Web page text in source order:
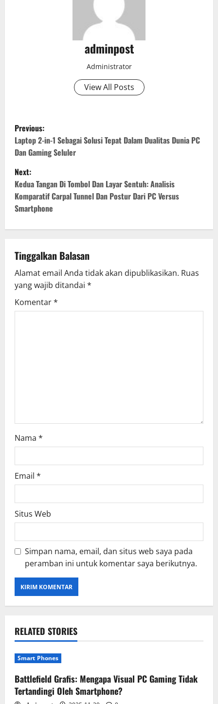
adminpost
Administrator
View All Posts
P
o
s
t
n
a
v
i
g
a
Previous:
Laptop 2-in-1 Sebagai Solusi Tepat Dalam Dualitas Dunia PC
Dan Gaming Seluler
Next:
Kedua Tangan Di Tombol Dan Layar Sentuh: Analisis
Komparatif Carpal Tunnel Dan Postur Dari PC Versus
Smartphone
Tinggalkan Balasan
Alamat email Anda tidak akan dipublikasikan. Ruas
yang wajib ditandai *
Komentar*
Nama *
Email *
Situs Web
Simpan nama, email, dan situs web saya pada
peramban ini untuk komentar saya berikutnya.
RELATED STORIES
Smart Phones
Battlefield Grafis: Mengapa Visual PC Gaming Tidak
Tertandingi Oleh Smartphone?